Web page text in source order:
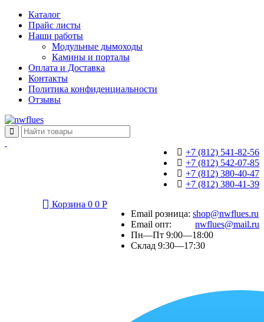
Каталог
Прайс листы
Наши работы
Модульные дымоходы
Камины и порталы
Оплата и Доставка
Контакты
Политика конфиденциальности
Отзывы
+7 (812) 541-82-56
+7 (812) 542-07-85
+7 (812) 380-40-47
+7 (812) 380-41-39
Email розница: shop@nwflues.ru
Email опт: nwflues@mail.ru
Пн—Пт 9:00—18:00
Склад 9:30—17:30
Корзина 0 0 Р